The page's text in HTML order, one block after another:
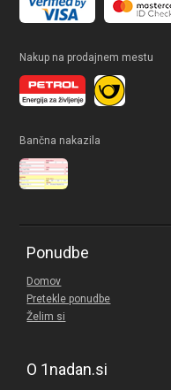
Nakup na prodajnem mestu
Bančna nakazila
Ponudbe
Domov
Pretekle ponudbe
Želim si
O 1nadan.si